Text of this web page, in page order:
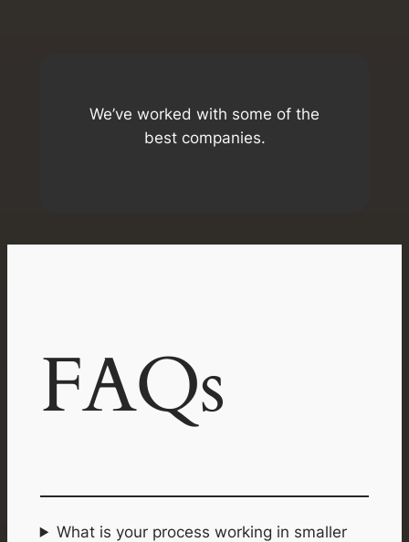
We’ve worked with some of the
best companies.
FAQs
What is your process working in smaller